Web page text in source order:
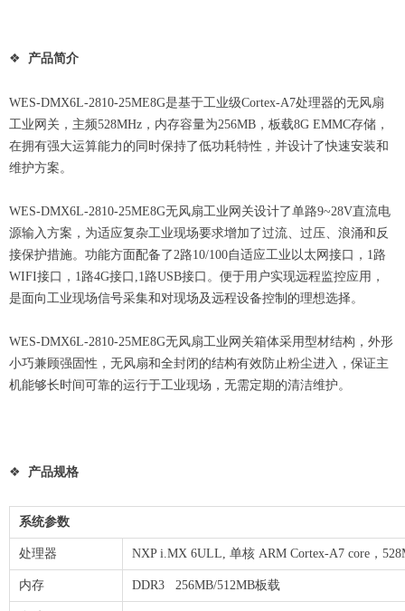
❖ 产品简介
WES-DMX6L-2810-25ME8G是基于工业级Cortex-A7处理器的无风扇
工业网关，主频528MHz，内存容量为256MB，板载8G EMMC存储，
在拥有强大运算能力的同时保持了低功耗特性，并设计了快速安装和
维护方案。
WES-DMX6L-2810-25ME8G无风扇工业网关设计了单路9~28V直流电
源输入方案，为适应复杂工业现场要求增加了过流、过压、浪涌和反
接保护措施。功能方面配备了2路10/100自适应工业以太网接口，1路
WIFI接口，1路4G接口,1路USB接口。便于用户实现远程监控应用，
是面向工业现场信号采集和对现场及远程设备控制的理想选择。
WES-DMX6L-2810-25ME8G无风扇工业网关箱体采用型材结构，外形
小巧兼顾强固性，无风扇和全封闭的结构有效防止粉尘进入，保证主
机能够长时间可靠的运行于工业现场，无需定期的清洁维护。
❖ 产品规格
系统参数
处理器 NXP i.MX 6ULL, 单核 ARM Cortex-A7 core，
内存 DDR3 256MB/512MB板载